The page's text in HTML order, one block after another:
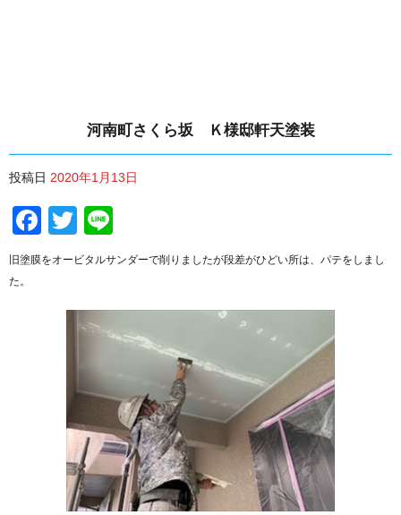
河南町さくら坂 Ｋ様邸軒天塗装
投稿日 2020年1月13日
Facebook
Twitter
旧塗膜をオービタルサンダーで削りましたが段差がひどい所は、パテをしまし
た。